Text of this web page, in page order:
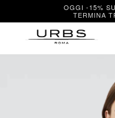
OGGI -15%